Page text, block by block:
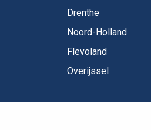
Drenthe
Noord-Holland
Flevoland
Overijssel